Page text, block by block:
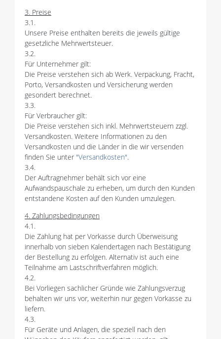
3. Preise
3.1.
Unsere Preise enthalten bereits die jeweils gültige
gesetzliche Mehrwertsteuer.
3.2.
Für Unternehmer gilt:
Die Preise verstehen sich ab Werk. Verpackung, Fracht,
Porto, Versandkosten und Versicherung werden
gesondert berechnet.
3.3.
Für Verbraucher gilt:
Die Preise verstehen sich inkl. Mehrwertsteuern zzgl.
Versandkosten. Weitere Informationen zu den
Versandkosten und die Länder in die wir versenden
finden Sie unter "Versandkosten".
3.4.
Der Auftragnehmer behält sich vor eine
Aufwandspauschale zu erheben, um durch den Kunden
entstandene Kosten auf den Kunden umzulegen.
4. Zahlungsbedingungen
4.1.
Die Zahlung hat per Vorkasse durch Überweisung
innerhalb von sieben Kalendertagen nach Bestätigung
der Bestellung zu erfolgen. Alternativ ist auch eine
Teilnahme am Lastschriftverfahren möglich.
4.2.
Bei Vorliegen sachlicher Gründe wie Zahlungsverzug
behalten wir uns vor, weiterhin nur gegen Vorkasse zu
liefern.
4.3.
Für Geräte und Anlagen, die speziell nach den